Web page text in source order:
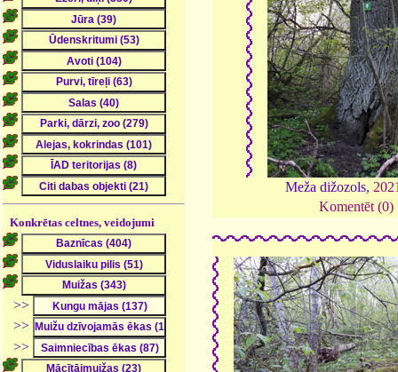
Konkrētas celtnes, veidojumi
>>
>>
>>
Meža dižozols,
Komentēt (0)